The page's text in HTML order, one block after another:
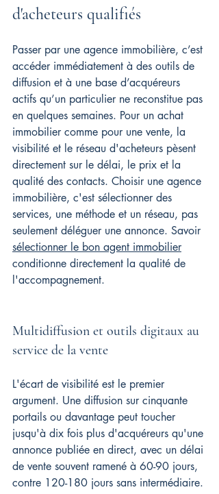
d'acheteurs qualifiés
Passer par une agence immobilière, c’est
accéder immédiatement à des outils de
diffusion et à une base d’acquéreurs
actifs qu’un particulier ne reconstitue pas
en quelques semaines. Pour un achat
immobilier comme pour une vente, la
visibilité et le réseau d'acheteurs pèsent
directement sur le délai, le prix et la
qualité des contacts. Choisir une agence
immobilière, c'est sélectionner des
services, une méthode et un réseau, pas
seulement déléguer une annonce. Savoir
sélectionner le bon agent immobilier
conditionne directement la qualité de
l'accompagnement.
Multidiffusion et outils digitaux au
service de la vente
L'écart de visibilité est le premier
argument. Une diffusion sur cinquante
portails ou davantage peut toucher
jusqu'à dix fois plus d'acquéreurs qu'une
annonce publiée en direct, avec un délai
de vente souvent ramené à 60-90 jours,
contre 120-180 jours sans intermédiaire.